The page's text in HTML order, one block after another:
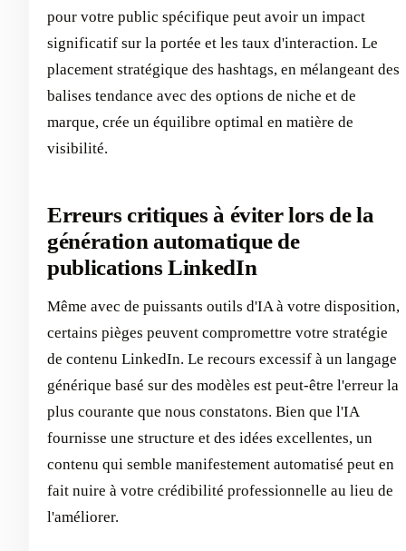
pour votre public spécifique peut avoir un impact
significatif sur la portée et les taux d'interaction. Le
placement stratégique des hashtags, en mélangeant des
balises tendance avec des options de niche et de
marque, crée un équilibre optimal en matière de
visibilité.
Erreurs critiques à éviter lors de la
génération automatique de
publications LinkedIn
Même avec de puissants outils d'IA à votre disposition,
certains pièges peuvent compromettre votre stratégie
de contenu LinkedIn. Le recours excessif à un langage
générique basé sur des modèles est peut-être l'erreur la
plus courante que nous constatons. Bien que l'IA
fournisse une structure et des idées excellentes, un
contenu qui semble manifestement automatisé peut en
fait nuire à votre crédibilité professionnelle au lieu de
l'améliorer.